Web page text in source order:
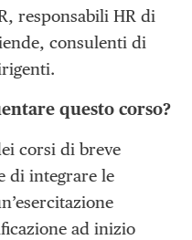
responsabili HR di
consulenti di
questo corso?
corsi di breve
di integrare le
ad inizio